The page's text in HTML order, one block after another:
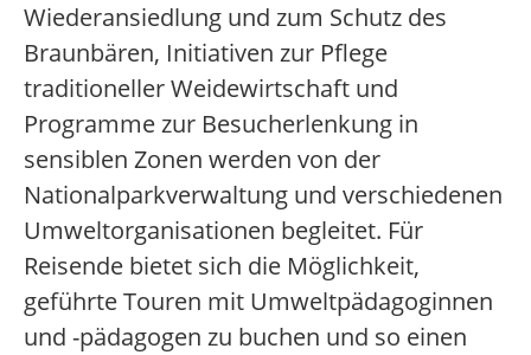
Wiederansiedlung und zum Schutz des
Braunbären, Initiativen zur Pflege
traditioneller Weidewirtschaft und
Programme zur Besucherlenkung in
sensiblen Zonen werden von der
Nationalparkverwaltung und verschiedenen
Umweltorganisationen begleitet. Für
Reisende bietet sich die Möglichkeit,
geführte Touren mit Umweltpädagoginnen
und -pädagogen zu buchen und so einen